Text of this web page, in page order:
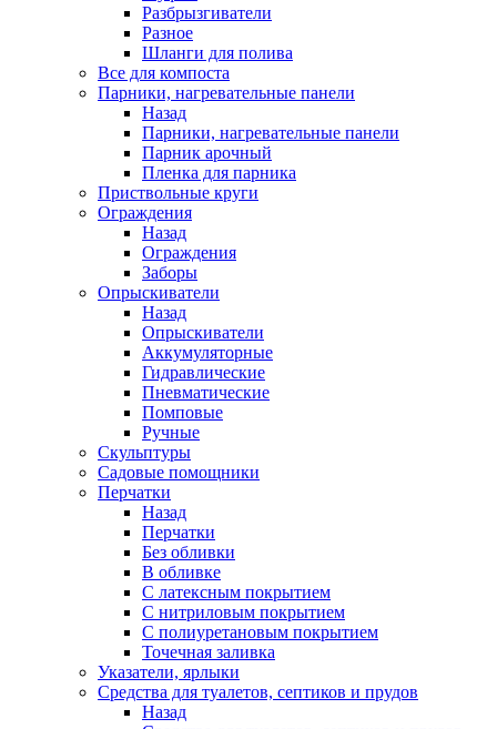
Разбрызгиватели
Разное
Шланги для полива
Все для компоста
Парники, нагревательные панели
Назад
Парники, нагревательные панели
Парник арочный
Пленка для парника
Приствольные круги
Ограждения
Назад
Ограждения
Заборы
Опрыскиватели
Назад
Опрыскиватели
Аккумуляторные
Гидравлические
Пневматические
Помповые
Ручные
Скульптуры
Садовые помощники
Перчатки
Назад
Перчатки
Без обливки
В обливке
С латексным покрытием
С нитриловым покрытием
С полиуретановым покрытием
Точечная заливка
Указатели, ярлыки
Средства для туалетов, септиков и прудов
Назад